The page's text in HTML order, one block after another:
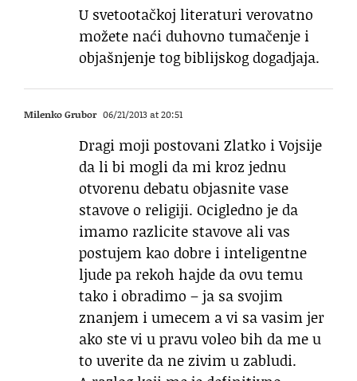
U svetootačkoj literaturi verovatno
možete naći duhovno tumačenje i
objašnjenje tog biblijskog dogadjaja.
Milenko Grubor 06/21/2013 at 20:51
Dragi moji postovani Zlatko i Vojsije
da li bi mogli da mi kroz jednu
otvorenu debatu objasnite vase
stavove o religiji. Ocigledno je da
imamo razlicite stavove ali vas
postujem kao dobre i inteligentne
ljude pa rekoh hajde da ovu temu
tako i obradimo – ja sa svojim
znanjem i umecem a vi sa vasim jer
ako ste vi u pravu voleo bih da me u
to uverite da ne zivim u zabludi.